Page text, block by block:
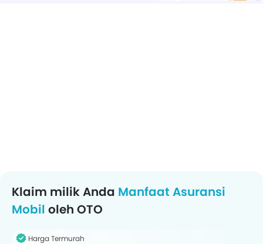
Klaim milik Anda Manfaat Asuransi
Mobil oleh OTO
Harga Termurah